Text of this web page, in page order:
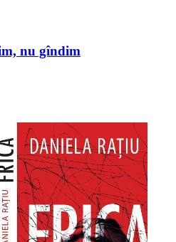
nu gîndim